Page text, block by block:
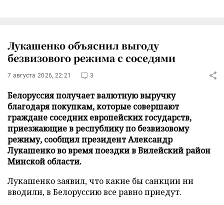
Лукашенко объяснил выгоду
безвизового режима с соседями
7 августа 2026, 22:21 3
Белоруссия получает валютную выручку
благодаря покупкам, которые совершают
граждане соседних европейских государств,
приезжающие в республику по безвизовому
режиму, сообщил президент Александр
Лукашенко во время поездки в Вилейский район
Минской области.
Лукашенко заявил, что какие бы санкции ни
вводили, в Белоруссию все равно приедут.